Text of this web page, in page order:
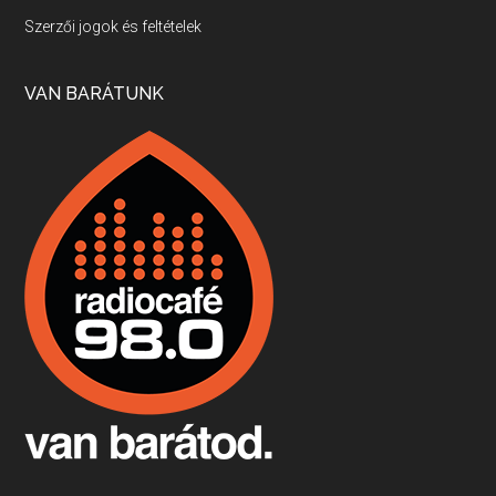
Villány, kékfrankos, Jackfall
Apr 17, 2026 • 00:35:38
Boston, teadélután, bab és homár
Apr 9, 2026 • 00:37:17
Fermentáljunk, a testünk meghálálja!
Apr 3, 2026 • 00:36:07
Szerzői jogok és feltételek
VAN BARÁTUNK